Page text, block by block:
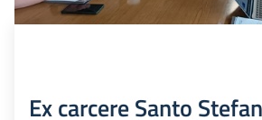
Ex carcere Santo